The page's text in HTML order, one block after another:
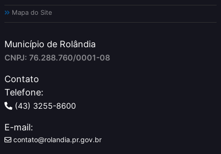
Mapa do Site
Município de Rolândia
CNPJ: 76.288.760/0001-08
Contato
Telefone:
(43) 3255-8600
E-mail:
contato@rolandia.pr.gov.br